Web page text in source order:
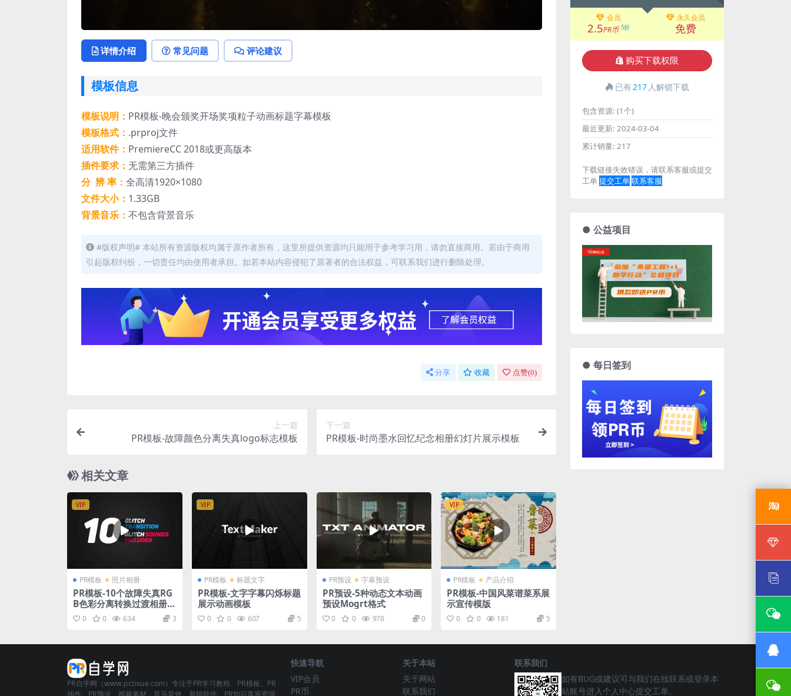
详情介绍 常见问题 评论建议
模板信息
模板说明： PR模板-晚会颁奖开场奖项粒子动画标题字幕模板
模板格式： .prproj文件
适用软件： PremiereCC 2018或更高版本
插件要求： 无需第三方插件
分 辨 率： 全高清1920×1080
文件大小： 1.33GB
背景音乐： 不包含背景音乐
#版权声明# 本站所有资源版权均属于原作者所有，这里所提供资源均只能用于参考学习用，请勿直接商用。若由于商用
引起版权纠纷，一切责任均由使用者承担。如若本站内容侵犯了原著者的合法权益，可联系我们进行删除处理。
分享 收藏 点赞(0)
上一篇
PR模板-故障颜色分离失真logo标志模板
下一篇
PR模板-时尚墨水回忆纪念相册幻灯片展示模板
相关文章
VIP
PR模板 照片相册
PR模板-10个故障失真RG
B色彩分离转换过渡相册视
频切换模板
0 0 634 3
VIP
PR模板 标题文字
PR模板-文字字幕闪烁标题
展示动画模板
0 0 607 5
PR预设 字幕预设
PR预设-5种动态文本动画
预设Mogrt格式
0 0 978 0
VIP
PR模板 产品介绍
PR模板-中国风菜谱菜系展
示宣传模版
0 0 181 5
会员
2.5PR币 5折
永久会员
免费
购买下载权限
已有217 人解锁下载
包含资源: (1个)
最近更新: 2024-03-04
累计销量: 217
下载链接失效错误，请联系客服或提交
工单提交工单联系客服
● 公益项目
● 每日签到
PR自学网（www.przixue.com）专注于PR学习教程、PR模板、PR
快速导航
VIP会员
PR币
关于本站
关于网站
联系我们
联系我们
如有BUG或建议可与我们在线联系或登录本
站账号进入个人中心提交工单。